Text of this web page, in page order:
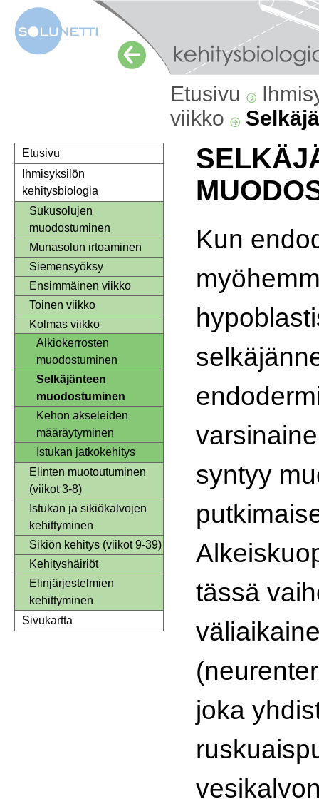
Etusivu
viikko
Etusivu
Ihmisyksilön
kehitysbiologia
Sukusolujen
muodostuminen
Munasolun irtoaminen
Siemensyöksy
Ensimmäinen viikko
Toinen viikko
Kolmas viikko
Alkiokerrosten
muodostuminen
Selkäjänteen
muodostuminen
Kehon akseleiden
määräytyminen
Istukan jatkokehitys
Elinten muotoutuminen
(viikot 3-8)
Istukan ja sikiökalvojen
kehittyminen
Sikiön kehitys (viikot 9-39)
Kehityshäiriöt
Elinjärjestelmien
kehittyminen
Sivukartta
Kun
syntyy
tässä
joka